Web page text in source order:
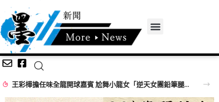
王彩樺擔任味全龍開球嘉賓 尬舞小龍女「逆天女團鉛筆腿」搶鏡